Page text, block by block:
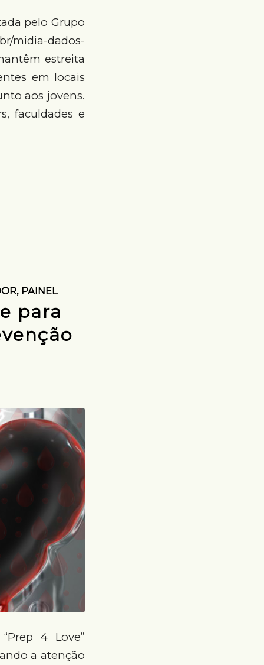
pelo Grupo
midia-dados-
estreita
em locais
aos jovens.
faculdades e
, PAINEL
para
4 Love”
a atenção